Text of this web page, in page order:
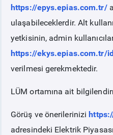
BT HİZMET YÖNETİM
https://epys.epias.com.tr/
ulaşabileceklerdir. Alt
yetkisinin, admin
https://ekys.epias.com.tr/
verilmesi gerekmektedir.
LÜM ortamına ait
Görüş ve önerilerinizi
adresindeki Elektrik